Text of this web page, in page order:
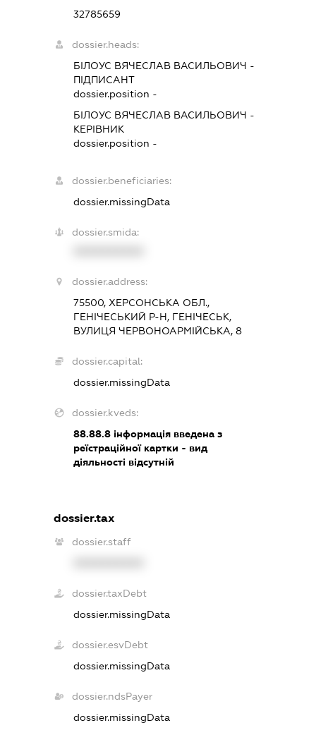
32785659
dossier.heads:
БІЛОУС ВЯЧЕСЛАВ ВАСИЛЬОВИЧ -
ПІДПИСАНТ
dossier.position -
БІЛОУС ВЯЧЕСЛАВ ВАСИЛЬОВИЧ -
КЕРІВНИК
dossier.position -
dossier.beneficiaries:
dossier.missingData
dossier.smida:
dossier.address:
75500, ХЕРСОНСЬКА ОБЛ.,
ГЕНІЧЕСЬКИЙ Р-Н, ГЕНІЧЕСЬК,
ВУЛИЦЯ ЧЕРВОНОАРМІЙСЬКА, 8
dossier.capital:
dossier.missingData
dossier.kveds:
88.88.8 інформація введена з
реїстраційної картки - вид
діяльності відсутній
dossier.tax
dossier.staff
dossier.taxDebt
dossier.missingData
dossier.esvDebt
dossier.missingData
dossier.ndsPayer
dossier.missingData